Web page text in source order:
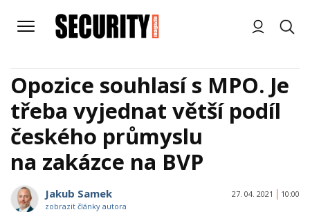
Opozice souhlasí s MPO. Je
třeba vyjednat větší podíl
českého průmyslu
na zakázce na BVP
Jakub Samek
zobrazit články autora
27. 04. 2021 10:00